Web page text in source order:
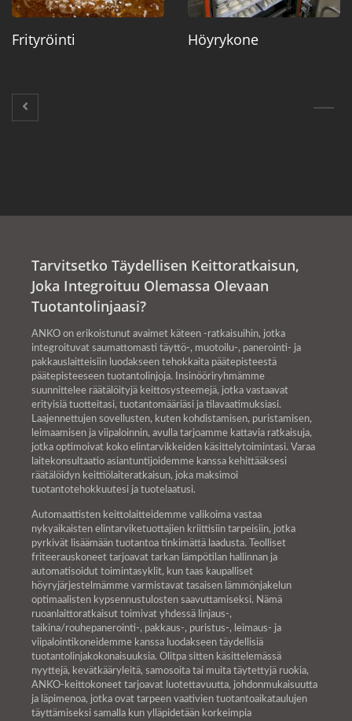
Frityröinti Höyrykone
Tarvitsetko Täydellisen Keittoratkaisun,
Joka Integroituu Olemassa Olevaan
Tuotantolinjaasi?
ANKO on erikoistunut avaimet käteen -ratkaisuihin, jotka
integroituvat saumattomasti täyttö-, muotoilu-, panerointi- ja
pakkauslaitteisiin luodakseen tehokkaita päätepisteestä
päätepisteeseen tuotantolinjoja. Insinööriryhmämme
suunnittelee räätälöityjä keittosysteemejä, jotka vastaavat
erityisiä tuotteitasi, tuotantomääriäsi ja tilavaatimuksiasi.
Laajennettujen sovellusten, kuten kohdistamisen, puristamisen,
leimaamisen ja viipaloinnin, avulla tarjoamme kattavia ratkaisuja,
jotka optimoivat koko elintarvikkeiden käsittelytoimintasi. Varaa
laitekonsultaatio asiantuntijoidemme kanssa kehittääksesi
räätälöidyn keittiölaiteratkaisun, joka maksimoi
tuotantotehokkuutesi ja tuotelaatusi.
Automaattisten keittolaitteidemme valikoima vastaa
nykyaikaisten elintarviketuottajien kriittisiin tarpeisiin, jotka
pyrkivät lisäämään tuotantoa tinkimättä laadusta. Teolliset
friteerauskoneet tarjoavat tarkan lämpötilan hallinnan ja
automatisoidut toimintasyklit, kun taas kaupalliset
höyryjärjestelmämme varmistavat tasaisen lämmönjakelun
optimaalisten kypsennustulosten saavuttamiseksi. Nämä
ruoanlaittoratkaisut toimivat yhdessä linjaus-,
taikina/rouhepanerointi-, pakkaus-, puristus-, leimaus- ja
viipalointikoneidemme kanssa luodakseen täydellisiä
tuotantolinjakokonaisuuksia. Olitpa sitten käsittelemässä
nyyttejä, kevätkääryleitä, samosoita tai muita täytettyjä ruokia,
ANKO-keittokoneet tarjoavat luotettavuutta, johdonmukaisuutta
ja läpimenoa, jotka ovat tarpeen vaativien tuotantoaikataulujen
täyttämiseksi samalla kun ylläpidetään korkeimpia